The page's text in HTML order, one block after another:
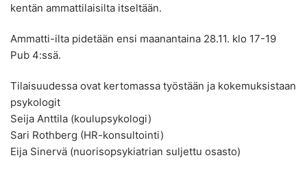
kentän ammattilaisilta itseltään.
Ammatti-ilta pidetään ensi maanantaina 28.11. klo 17-19
Pub 4:ssä.
Tilaisuudessa ovat kertomassa työstään ja kokemuksistaan
psykologit
Seija Anttila (koulupsykologi)
Sari Rothberg (HR-konsultointi)
Eija Sinervä (nuorisopsykiatrian suljettu osasto)